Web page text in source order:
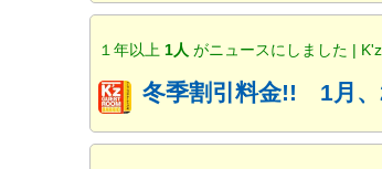
１年以上 1人がニュースにしました |
冬季割引料金!! 1月、